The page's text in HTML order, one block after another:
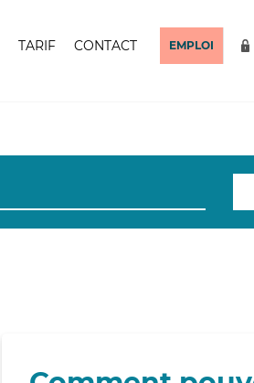
TARIF CONTACT EMPLOI